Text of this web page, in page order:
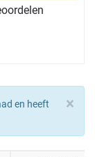
×
en heeft